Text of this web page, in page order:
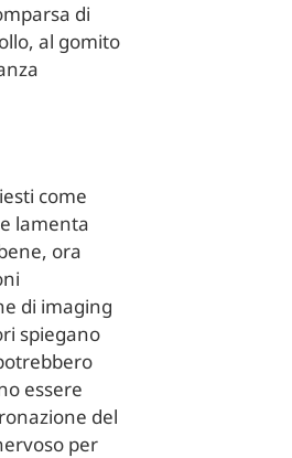
di
al gomito
come
lamenta
ora
di imaging
spiegano
essere
del
per